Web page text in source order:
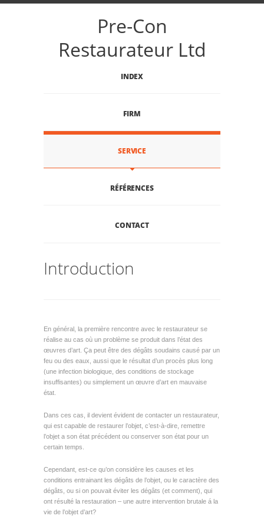
Pre-Con
Restaurateur Ltd
INDEX
FIRM
SERVICE
RÉFÉRENCES
CONTACT
Introduction
En général, la première rencontre avec le restaurateur se
réalise au cas où un problème se produit dans l’état des
œuvres d’art. Ça peut être des dégâts soudains causé par un
feu ou des eaux, aussi que le résultat d’un procès plus long
(une infection biologique, des conditions de stockage
insuffisantes) ou simplement un œuvre d’art en mauvaise
état.
Dans ces cas, il devient évident de contacter un restaurateur,
qui est capable de restaurer l’objet, c’est-à-dire, remettre
l’objet a son état précédent ou conserver son état pour un
certain temps.
Cependant, est-ce qu’on considère les causes et les
conditions entrainant les dégâts de l’objet, ou le caractère des
dégâts, ou si on pouvait éviter les dégâts (et comment), qui
ont résulté la restauration – une autre intervention brutale á la
vie de l’objet d’art?